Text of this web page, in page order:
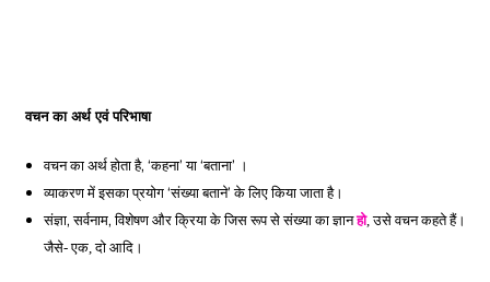
वचन का अर्थ एवं परिभाषा
वचन का अर्थ होता है, ‘कहना’ या ‘बताना’ ।
व्याकरण में इसका प्रयोग ‘संख्या बताने’ के लिए किया जाता है।
संज्ञा, सर्वनाम, विशेषण और क्रिया के जिस रूप से संख्या का ज्ञान हो, उसे वचन कहते हैं।
जैसे- एक, दो आदि।